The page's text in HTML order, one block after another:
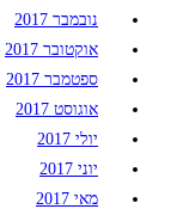
נובמבר 2017
אוקטובר 2017
ספטמבר 2017
אוגוסט 2017
יולי 2017
יוני 2017
מאי 2017